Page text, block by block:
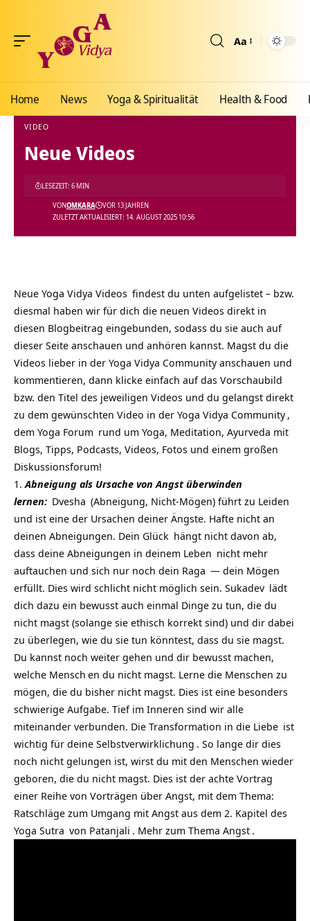
Aa
Home News Yoga & Spiritualität Health & Food
Yoga Vidya Blog - Yoga, Meditation und Ayurveda
VIDEO
Neue Videos
ZULETZT AKTUALISIERT: 14. AUGUST 2025 10:56
VONOMKARA VOR 13 JAHREN
LESEZEIT: 6 MIN
Neue Yoga Vidya Videos findest du unten aufgelistet – bzw.
diesmal haben wir für dich die neuen Videos direkt in
diesen Blogbeitrag eingebunden, sodass du sie auch auf
dieser Seite anschauen und anhören kannst. Magst du die
Videos lieber in der Yoga Vidya Community anschauen und
kommentieren, dann klicke einfach auf das Vorschaubild
bzw. den Titel des jeweiligen Videos und du gelangst direkt
zu dem gewünschten Video in der Yoga Vidya Community ,
dem Yoga Forum rund um Yoga, Meditation, Ayurveda mit
Blogs, Tipps, Podcasts, Videos, Fotos und einem großen
Diskussionsforum!
Abneigung als Ursache von Angst überwinden
lernen: Dvesha (Abneigung, Nicht-Mögen) führt zu Leiden
und ist eine der Ursachen deiner Ängste. Hafte nicht an
deinen Abneigungen. Dein Glück hängt nicht davon ab,
dass deine Abneigungen in deinem Leben nicht mehr
auftauchen und sich nur noch dein Raga — dein Mögen
erfüllt. Dies wird schlicht nicht möglich sein. Sukadev lädt
dich dazu ein bewusst auch einmal Dinge zu tun, die du
nicht magst (solange sie ethisch korrekt sind) und dir dabei
zu überlegen, wie du sie tun könntest, dass du sie magst.
Du kannst noch weiter gehen und dir bewusst machen,
welche Mensch en du nicht magst. Lerne die Menschen zu
mögen, die du bisher nicht magst. Dies ist eine besonders
schwierige Aufgabe. Tief im Inneren sind wir alle
miteinander verbunden. Die Transformation in die Liebe ist
wichtig für deine Selbstverwirklichung . So lange dir dies
noch nicht gelungen ist, wirst du mit den Menschen wieder
geboren, die du nicht magst. Dies ist der achte Vortrag
einer Reihe von Vorträgen über Angst, mit dem Thema:
Ratschläge zum Umgang mit Angst aus dem 2. Kapitel des
Yoga Sutra von Patanjali . Mehr zum Thema Angst .